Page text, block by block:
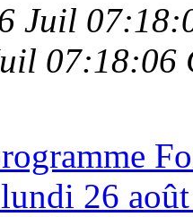
Juil
07:18:06
26